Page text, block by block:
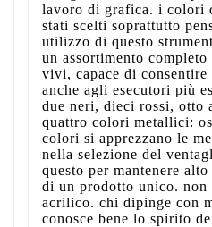
lavoro di grafica. i colori
stati scelti soprattutto
utilizzo di questo
un assortimento
vivi, capace di
anche agli esecutori più
due neri, dieci rossi, otto
quattro colori metallici:
colori si apprezzano le
nella selezione del
questo per mantenere
di un prodotto unico. non
acrilico. chi dipinge con
conosce bene lo spirito